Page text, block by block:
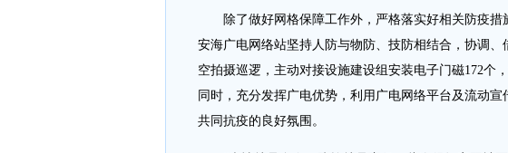
除了做好网格保障工作外，严格落实好相关防疫措
安海广电网络站坚持人防与物防、技防相结合，协调
空拍摄巡逻，主动对接设施建设组安装电子门磁172个
同时，充分发挥广电优势，利用广电网络平台及流动宣
共同抗疫的良好氛围。